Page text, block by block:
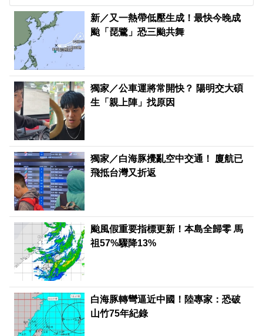
新／又一熱帶低壓生成！最快今晚成
颱「琵鷺」恐三颱共舞
獨家／公車運將常開快？ 陽明交大碩
生「親上陣」找原因
獨家／白海豚攪亂空中交通！ 廈航已
飛抵台灣又折返
颱風假重要指標更新！本島全歸零 馬
祖57%驟降13%
白海豚轉彎逼近中國！陸專家：恐破
山竹75年紀錄